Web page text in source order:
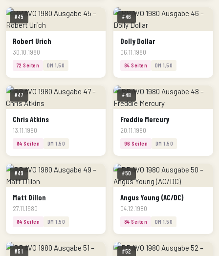
#45
Robert Urich
30.10.1980
72 Seiten DM 1,50
#46
Dolly Dollar
06.11.1980
84 Seiten DM 1,50
#47
Chris Atkins
13.11.1980
84 Seiten DM 1,50
#48
Freddie Mercury
20.11.1980
96 Seiten DM 1,50
#49
Matt Dillon
27.11.1980
84 Seiten DM 1,50
#50
Angus Young (AC/DC)
04.12.1980
84 Seiten DM 1,50
#51 #52